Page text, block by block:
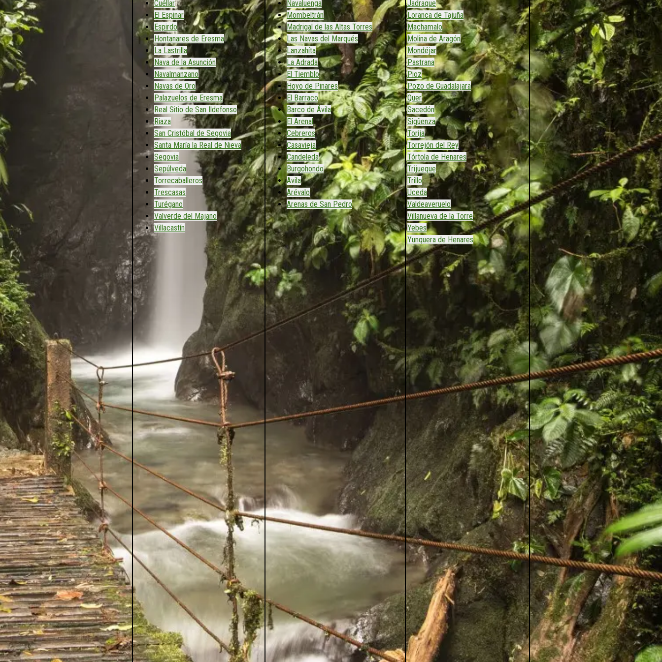
Cuéllar
El Espinar
Espirdo
Hontanares de Eresma
La Lastrilla
Nava de la Asunción
Navalmanzano
Navas de Oro
Palazuelos de Eresma
Real Sitio de San Ildefonso
Riaza
San Cristóbal de Segovia
Santa María la Real de Nieva
Segovia
Sepúlveda
Torrecaballeros
Trescasas
Turégano
Valverde del Majano
Villacastín
Navaluenga
Mombeltrán
Madrigal de las Altas Torres
Las Navas del Marqués
Lanzahíta
La Adrada
El Tiemblo
Hoyo de Pinares
El Barraco
Barco de Ávila
El Arenal
Cebreros
Casavieja
Candeleda
Burgohondo
Avila
Arévalo
Arenas de San Pedro
Jadraque
Loranca de Tajuña
Machamalo
Molina de Aragón
Mondéjar
Pastrana
Pioz
Pozo de Guadalajara
Quer
Sacedón
Sigüenza
Torija
Torrejón del Rey
Tórtola de Henares
Trijueque
Trillo
Uceda
Valdeaveruelo
Villanueva de la Torre
Yebes
Yunquera de Henares